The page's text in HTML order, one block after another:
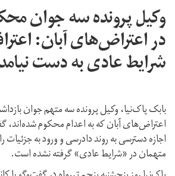
وکیل پرونده سه جوان
در اعتراض‌های آبان:
شرایط عادی به دست
‏بابک پاک‌نیا،‌ وکیل پرونده سه متهم جوان
اعتراض‌های آبان که به اعدام محکوم
اجازه دسترسی به روند دادرسی و ورود به جزئیات را
متهمان در «شرایط عادی» گرفته نشده است.